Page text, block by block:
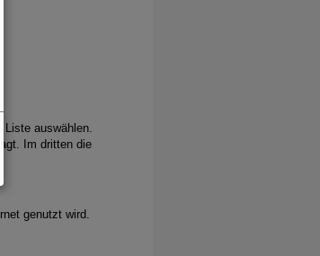
Liste auswählen.
Im dritten die
genutzt wird.